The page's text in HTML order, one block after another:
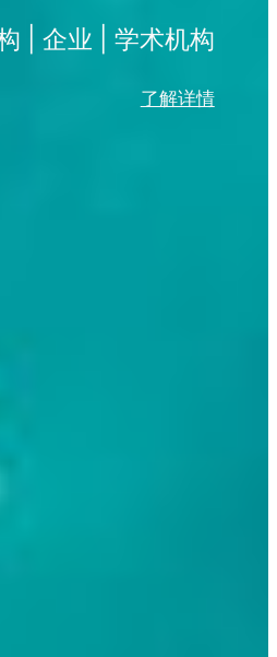
| 企业 | 学术机构
了解详情